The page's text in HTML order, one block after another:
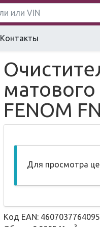
Контакты
FENOM
Для просмотра
Код EAN: 4607037764095